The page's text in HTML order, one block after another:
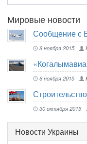
Мировые новости
Сообщение с
8 ноября 2015
6 ноября 2015
30 октября 2015
Новости Украины